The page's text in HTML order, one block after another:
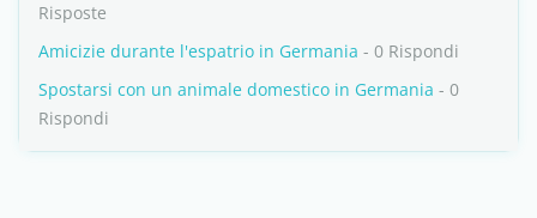
Risposte
Amicizie durante l'espatrio in Germania - 0 Rispondi
Spostarsi con un animale domestico in Germania - 0
Rispondi